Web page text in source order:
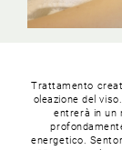
Trattamento
oleazione del
entrerà in un
energetico.